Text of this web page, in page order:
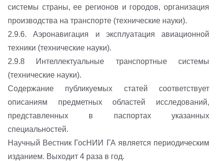
системы страны, ее регионов и городов, организация
производства на транспорте (технические науки).
2.9.6. Аэронавигация и эксплуатация авиационной
техники (технические науки).
2.9.8 Интеллектуальные транспортные системы
(технические науки).
Содержание публикуемых статей соответствует
описаниям предметных областей исследований,
представленных в паспортах указанных
специальностей.
Научный Вестник ГосНИИ ГА является периодическим
изданием. Выходит 4 раза в год.